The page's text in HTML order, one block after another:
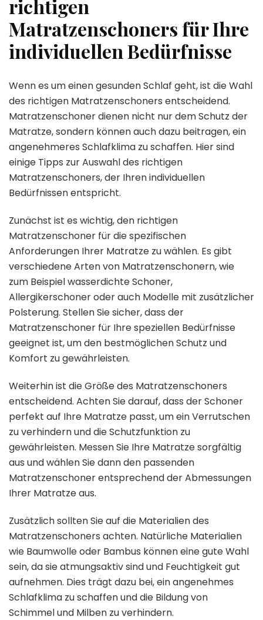
richtigen
Matratzenschoners für Ihre
individuellen Bedürfnisse
Wenn es um einen gesunden Schlaf geht, ist die Wahl
des richtigen Matratzenschoners entscheidend.
Matratzenschoner dienen nicht nur dem Schutz der
Matratze, sondern können auch dazu beitragen, ein
angenehmeres Schlafklima zu schaffen. Hier sind
einige Tipps zur Auswahl des richtigen
Matratzenschoners, der Ihren individuellen
Bedürfnissen entspricht.
Zunächst ist es wichtig, den richtigen
Matratzenschoner für die spezifischen
Anforderungen Ihrer Matratze zu wählen. Es gibt
verschiedene Arten von Matratzenschonern, wie
zum Beispiel wasserdichte Schoner,
Allergikerschoner oder auch Modelle mit zusätzlicher
Polsterung. Stellen Sie sicher, dass der
Matratzenschoner für Ihre speziellen Bedürfnisse
geeignet ist, um den bestmöglichen Schutz und
Komfort zu gewährleisten.
Weiterhin ist die Größe des Matratzenschoners
entscheidend. Achten Sie darauf, dass der Schoner
perfekt auf Ihre Matratze passt, um ein Verrutschen
zu verhindern und die Schutzfunktion zu
gewährleisten. Messen Sie Ihre Matratze sorgfältig
aus und wählen Sie dann den passenden
Matratzenschoner entsprechend der Abmessungen
Ihrer Matratze aus.
Zusätzlich sollten Sie auf die Materialien des
Matratzenschoners achten. Natürliche Materialien
wie Baumwolle oder Bambus können eine gute Wahl
sein, da sie atmungsaktiv sind und Feuchtigkeit gut
aufnehmen. Dies trägt dazu bei, ein angenehmes
Schlafklima zu schaffen und die Bildung von
Schimmel und Milben zu verhindern.